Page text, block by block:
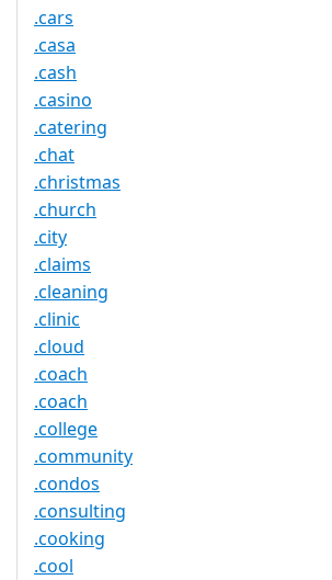
.cars
.casa
.cash
.casino
.catering
.chat
.christmas
.church
.city
.claims
.cleaning
.clinic
.cloud
.coach
.coach
.college
.community
.condos
.consulting
.cooking
.cool